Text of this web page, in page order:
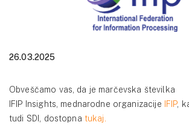
26.03.2025
Obveščamo vas, da je marčevska številka
IFIP Insights, mednarodne organizacije
IFIP,
tudi SDI, dostopna tukaj.